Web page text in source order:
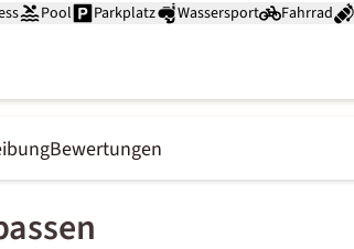
Pool Parkplatz Wassersport Fahrrad
Bewertungen